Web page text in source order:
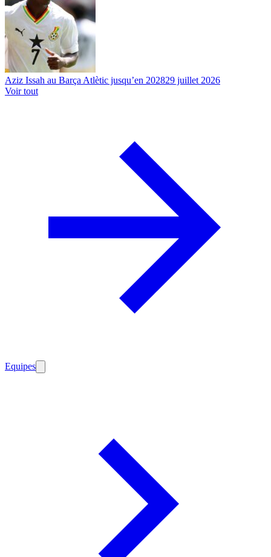
Aziz Issah au Barça Atlètic jusqu’en 202829 juillet 2026
Voir tout
Equipes